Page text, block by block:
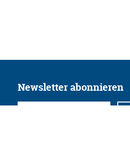
Newsletter abonnieren